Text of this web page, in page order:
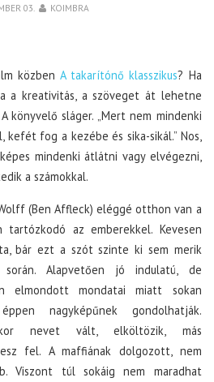
03. KOIMBRA
közben A takarítónő klasszikus? Ha
a kreativitás, a szöveget át lehetne
könyvelő sláger. „Mert nem mindenki
kefét fog a kezébe és sika-sikál.” Nos,
mindenki átlátni vagy elvégezni,
a számokkal.
(Ben Affleck) eléggé otthon van a
tartózkodó az emberekkel. Kevesen
bár ezt a szót szinte ki sem merik
Alapvetően jó indulatú, de
elmondott mondatai miatt sokan
nagyképűnek gondolhatják.
nevet vált, elköltözik, más
fel. A maffiának dolgozott, nem
Viszont túl sokáig nem maradhat